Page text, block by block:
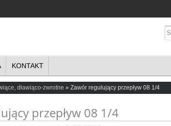
KONTAKT
dławiąco-zwrotne Zawór regulujący przepływ 08 1/4
przepływ 08 1/4